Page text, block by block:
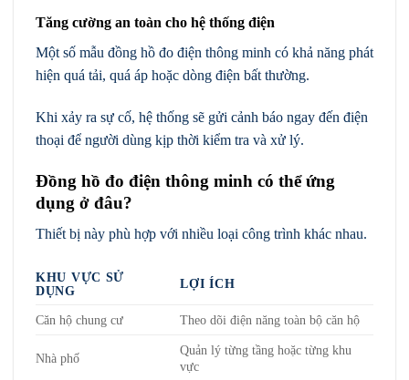
Tăng cường an toàn cho hệ thống điện
Một số mẫu đồng hồ đo điện thông minh có khả năng phát
hiện quá tải, quá áp hoặc dòng điện bất thường.
Khi xảy ra sự cố, hệ thống sẽ gửi cảnh báo ngay đến điện
thoại để người dùng kịp thời kiểm tra và xử lý.
Đồng hồ đo điện thông minh có thể ứng
dụng ở đâu?
Thiết bị này phù hợp với nhiều loại công trình khác nhau.
KHU VỰC SỬ
DỤNG
LỢI ÍCH
Căn hộ chung cư Theo dõi điện năng toàn bộ căn hộ
Nhà phố
Quản lý từng tầng hoặc từng khu
vực